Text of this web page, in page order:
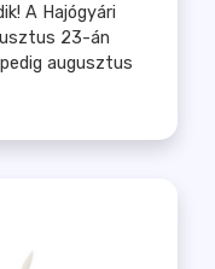
A Hajógyári
23-án
augusztus